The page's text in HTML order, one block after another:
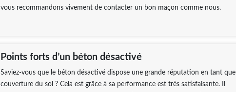
vous recommandons vivement de contacter un bon maçon comme nous.
Points forts d’un béton désactivé
Saviez-vous que le béton désactivé dispose une grande réputation en tant que
couverture du sol ? Cela est grâce à sa performance est très satisfaisante. Il